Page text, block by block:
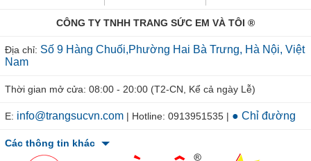
CÔNG TY TNHH TRANG SỨC EM VÀ TÔI ®
Địa chỉ: Số 9 Hàng Chuối,Phường Hai Bà Trưng, Hà Nội, Việt
Nam
Thời gian mở cửa: 08:00 - 20:00 (T2-CN, Kể cả ngày Lễ)
E: info@trangsucvn.com | Hotline: 0913951535 | ● Chỉ đường
Các thông tin khác